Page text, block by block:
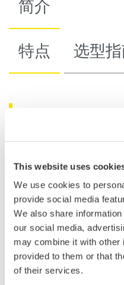
This website uses
We use cookies to
provide social media
We also share
our social media,
may combine it with other
provided to them or that
of their services.
简介
特点
选型
AQ2200-221结构紧
高性能功率计，尺
强大紧凑系统的理想之选
高速测量：200µs(最小采
光接口兼容：FC、SC
与不同的AQ2200系列模
仪器组合使用，可构建
高性能双通道功率计
AQ2200-221是一个配备有